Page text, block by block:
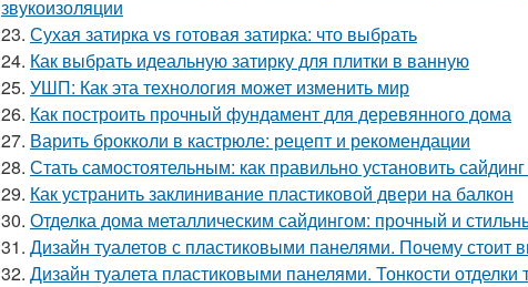
звукоизоляции
23. Сухая затирка vs готовая затирка: что выбрать
24. Как выбрать идеальную затирку для плитки в ванную
25. УШП: Как эта технология может изменить мир
26. Как построить прочный фундамент для деревянного дома
27. Варить брокколи в кастрюле: рецепт и рекомендации
28. Стать самостоятельным: как правильно установить
29. Как устранить заклинивание пластиковой двери на балкон
30. Отделка дома металлическим сайдингом: прочный и
31. Дизайн туалетов с пластиковыми панелями. Почему стоит
32. Дизайн туалета пластиковыми панелями. Тонкости